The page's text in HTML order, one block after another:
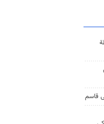
قاسم